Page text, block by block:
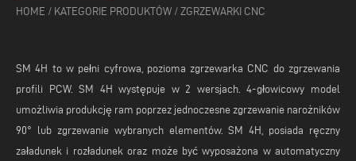
HOME / KATEGORIE PRODUKTÓW / ZGRZEWARKI CNC
SM 4H to w pełni cyfrowa, pozioma zgrzewarka CNC do zgrzewania
profili PCW. SM 4H występuje w 2 wersjach. 4-głowicowy model
umożliwia produkcję ram poprzez jednoczesne zgrzewanie narożników
90° lub zgrzewanie wybranych elementów. SM 4H, posiada ręczny
załadunek i rozładunek oraz może być wyposażona w automatyczny